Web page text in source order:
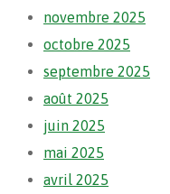
novembre 2025
octobre 2025
septembre 2025
août 2025
juin 2025
mai 2025
avril 2025